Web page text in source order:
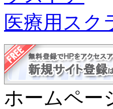
医療用スク
ホームペー